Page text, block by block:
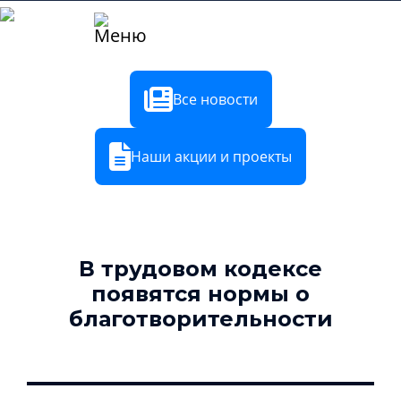
Все новости
Наши акции и проекты
В трудовом кодексе
появятся нормы о
благотворительности